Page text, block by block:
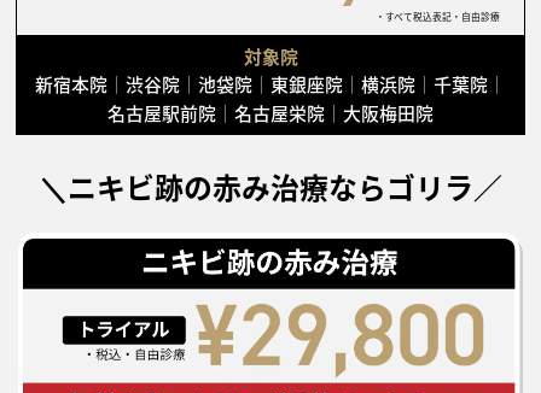
・すべて税込表記・自由診療
対象院
新宿本院
渋谷院 池袋院 東銀座院 横浜院
千葉院
名古屋駅前院
名古屋栄院 大阪梅田院
＼ニキビ跡の赤み治療ならゴリラ／